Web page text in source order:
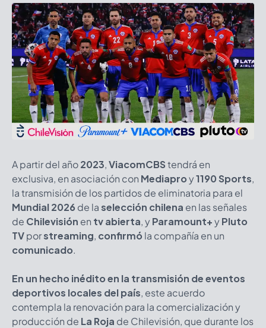
A partir del año2023,ViacomCBStendrá en
exclusiva, en asociación con Mediaproy1190 Sports,
la transmisión de los partidos de eliminatoria para el
Mundial 2026 de laselección chilena en las señales
de Chilevisión en tv abierta, yParamount+yPluto
TVporstreaming, confirmó la compañía en un
comunicado.
En un hecho inédito en la transmisión de eventos
deportivos locales del país, este acuerdo
contempla la renovación para la comercialización y
producción de La Roja de Chilevisión, que durante los